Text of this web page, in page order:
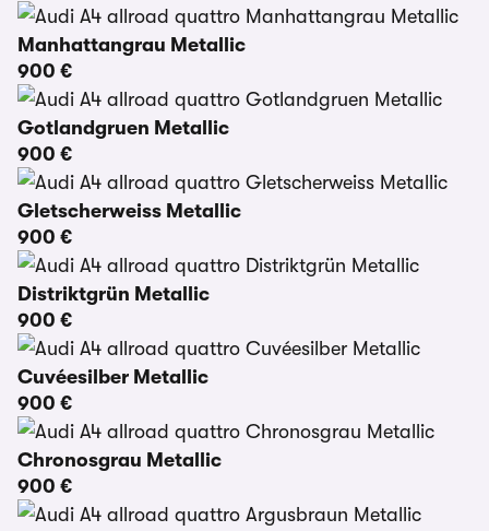
Manhattangrau Metallic
900 €
Gotlandgruen Metallic
900 €
Gletscherweiss Metallic
900 €
Distriktgrün Metallic
900 €
Cuvéesilber Metallic
900 €
Chronosgrau Metallic
900 €